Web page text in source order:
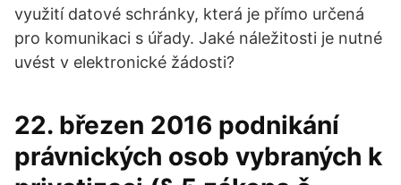
využití datové schránky, která je přímo určená
pro komunikaci s úřady. Jaké náležitosti je nutné
uvést v elektronické žádosti?
22. březen 2016 podnikání
právnických osob vybraných k